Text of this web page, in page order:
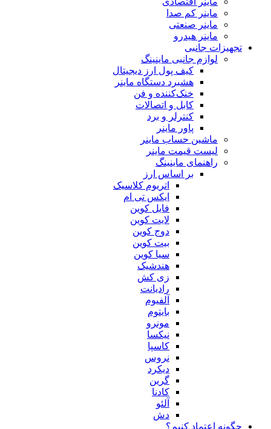
ماینر کم‌ صدا
ماینر صنعتی
ماینر هیدرو
تجهیزات جانبی
لوازم جانبی ماینینگ
کیف پول ارز دیجیتال
هشبرد دستگاه ماینر
خنک‌کننده و فن
کابل و اتصالات
کنترلر و برد
پاور ماینر
ماشین حساب ماینر
لیست قیمت ماینر
راهنمای ماینینگ
بر اساس ارز
اتریوم کلاسیک
ایکس تی ام
فایل کوین
لایت کوین
دوج کوین
بیت کوین
سیا کوین
هندشیک
زی کش
رادیانت
آلفیوم
بایتوم
مونرو
نیکسا
کاسپا
نروس
دیکرد
گرین
کادنا
آلئو
دش
چگونه اعتماد کنیم؟